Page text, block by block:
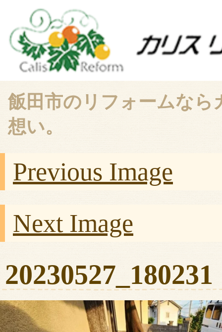
飯田市のリフォームな
想い。
Previous Image
Next Image
20230527_180231